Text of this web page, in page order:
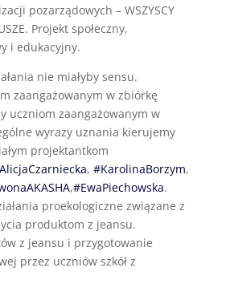
pozarządowych – WSZYSCY
Projekt społeczny,
i edukacyjny.
nie miałyby sensu.
zaangażowanym w zbiórkę
uczniom zaangażowanym w
wyrazy uznania kierujemy
projektantkom
, #KarolinaBorzym,
,#EwaPiechowska.
proekologiczne związane z
produktom z jeansu.
z jeansu i przygotowanie
przez uczniów szkół z